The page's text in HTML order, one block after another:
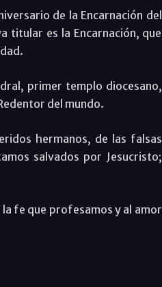
de la Encarnación del
titular es la Encarnación, que
primer templo diocesano,
del mundo.
hermanos, de las falsas
salvados por Jesucristo;
fe que profesamos y al amor